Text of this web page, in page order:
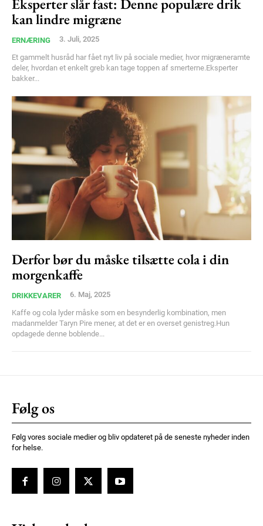
Nullam eu erat condimentum
Donec quis est ac felis
Orci varius natoque dolor
Eksperter slår fast: Denne populære drik
kan lindre migræne
ERNÆRING 3. Juli, 2025
Et gammelt husråd har fået nyt liv på sociale medier, hvor migræneramte
deler, hvordan et enkelt greb kan tage toppen af smerterne.Eksperter
bakker...
Derfor bør du måske tilsætte cola i din
morgenkaffe
DRIKKEVARER 6. Maj, 2025
Kaffe og cola lyder måske som en besynderlig kombination, men
madanmelder Taryn Pire mener, at det er en overset genistreg.Hun
opdagede denne boblende...
Følg os
Følg vores sociale medier og bliv opdateret på de seneste nyheder inden
for helse.